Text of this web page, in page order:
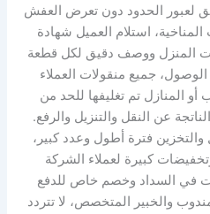
لعبور الحدود دون تعرض العفش
المناخية، استلام العميل شهادة
المنزل ووصف دقيق لكل قطعة
جميع منقولات العملاء
أو المنازل تم تغليفها للحد من
عن النقل والتنزيل والرفع.
فترة أطول وعدد كبير،
كبيرة لعملاء الشركة
في السداد وخصم خاص للدفع
والخبير المتخصص، لا تتردد